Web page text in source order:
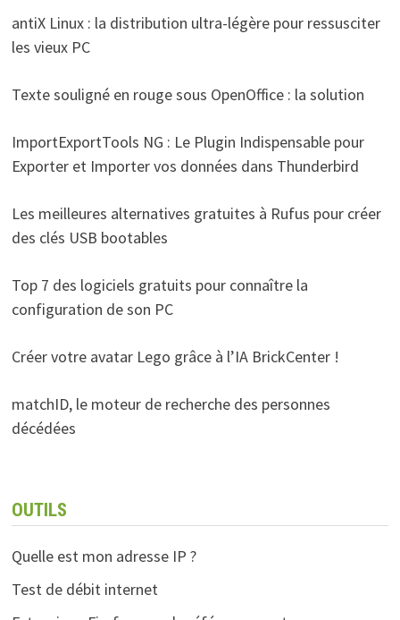
antiX Linux : la distribution ultra-légère pour ressusciter
les vieux PC
Texte souligné en rouge sous OpenOffice : la solution
ImportExportTools NG : Le Plugin Indispensable pour
Exporter et Importer vos données dans Thunderbird
Les meilleures alternatives gratuites à Rufus pour créer
des clés USB bootables
Top 7 des logiciels gratuits pour connaître la
configuration de son PC
Créer votre avatar Lego grâce à l’IA BrickCenter !
matchID, le moteur de recherche des personnes
décédées
OUTILS
Quelle est mon adresse IP ?
Test de débit internet